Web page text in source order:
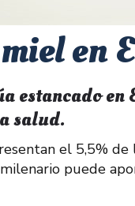
en
estancado
salud.
el 5,5%
puede